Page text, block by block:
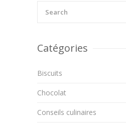
Catégories
Biscuits
Chocolat
Conseils culinaires